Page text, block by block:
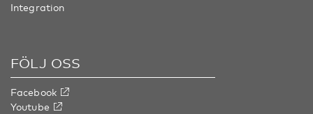
Integration
FÖLJ OSS
Facebook
Youtube